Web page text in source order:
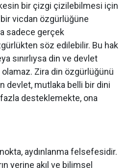
bir çizgi çizilebilmesi için
vicdan özgürlüğüne
sadece gerçek
söz edilebilir. Bu hak
sınırlıysa din ve devlet
olamaz. Zira din özgürlüğünü
devlet, mutlaka belli bir dini
desteklemekte, ona
nokta, aydınlanma felsefesidir.
yerine akıl ve bilimsel